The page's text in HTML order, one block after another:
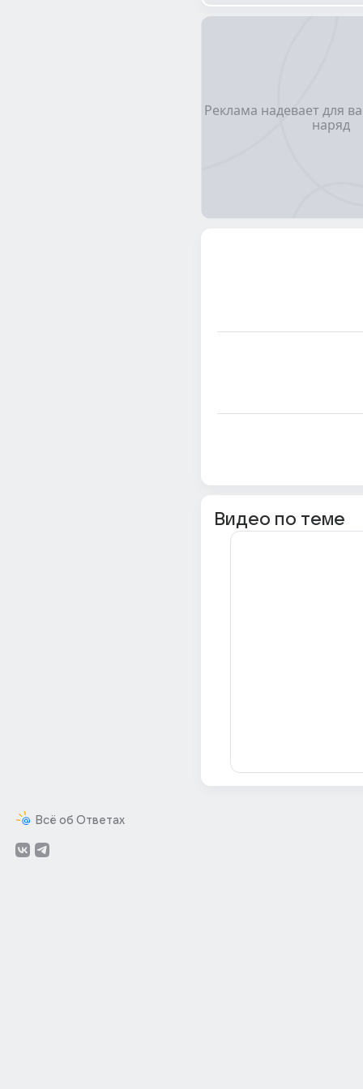
Всё об Ответах
Видео по теме